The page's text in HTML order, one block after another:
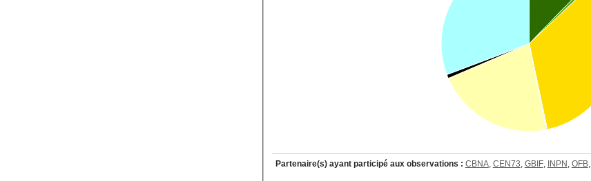
Partenaire(s) ayant participé aux observations : CBNA, CEN73, GBIF, INPN , OFB,